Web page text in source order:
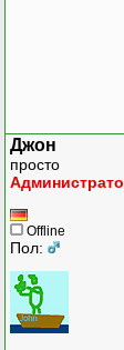
Джон
просто
Offline
Пол: